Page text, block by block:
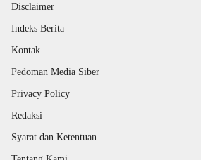
Disclaimer
Indeks Berita
Kontak
Pedoman Media Siber
Privacy Policy
Redaksi
Syarat dan Ketentuan